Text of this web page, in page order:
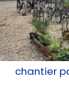
chantier